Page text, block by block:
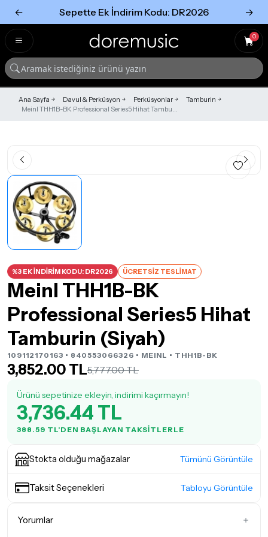
← Sepette Ek İndirim Kodu: DR2026 →
0
Ana Sayfa Davul & Perküsyon Perküsyonlar
Tamburin
Meinl THH1B-BK Professional Series5 Hihat Tambu...
%3 EK İNDİRİM KODU: DR2026 ÜCRETSİZ TESLİMAT
Meinl THH1B-BK
Professional Series5 Hihat
Tamburin (Siyah)
109112170163 • 840553066326 • MEINL • THH1B-BK
3,852.00 TL5,777.00 TL
Ürünü sepetinize ekleyin, indirimi kaçırmayın!
3,736.44 TL
388.59 TL'DEN BAŞLAYAN TAKSITLERLE
Stokta olduğu mağazalar Tümünü Görüntüle
Taksit Seçenekleri Tabloyu Görüntüle
Yorumlar
Tümünü Gör
Tümünü gör